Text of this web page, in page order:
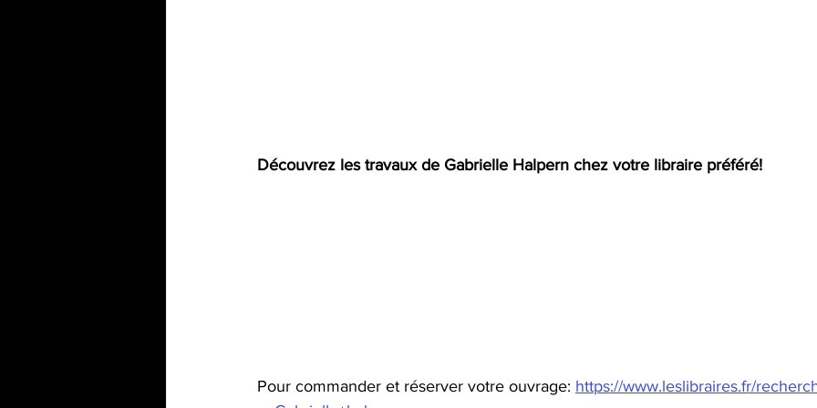
Découvrez les travaux de Gabrielle Halpern chez votre libraire préféré!
Pour commander et réserver votre ouvrage: https://www.leslibraires.fr/